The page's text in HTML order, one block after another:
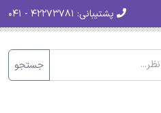
پشتیبانی:
جستجو